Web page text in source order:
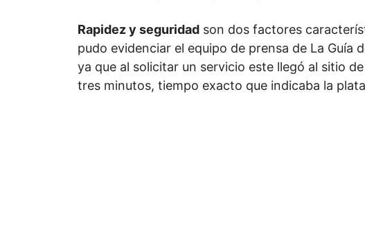
Rapidez y seguridad son dos factores
pudo evidenciar el equipo de prensa de La Guía
ya que al solicitar un servicio este llegó al sitio
tres minutos, tiempo exacto que indicaba la